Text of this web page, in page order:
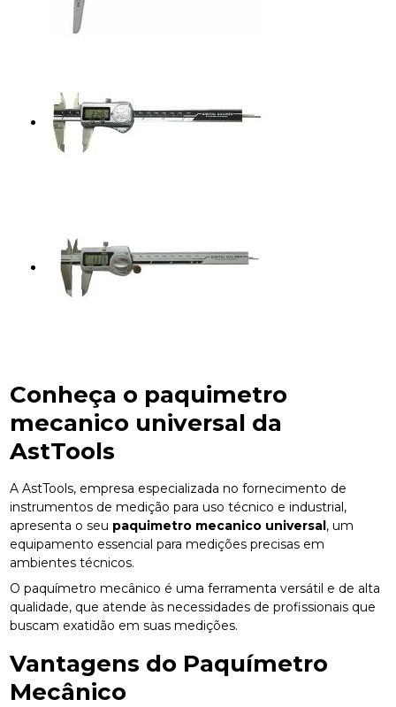
Conheça o paquimetro
mecanico universal da
AstTools
A AstTools, empresa especializada no fornecimento de
instrumentos de medição para uso técnico e industrial,
apresenta o seu paquimetro mecanico universal, um
equipamento essencial para medições precisas em
ambientes técnicos.
O paquímetro mecânico é uma ferramenta versátil e de alta
qualidade, que atende às necessidades de profissionais que
buscam exatidão em suas medições.
Vantagens do Paquímetro
Mecânico